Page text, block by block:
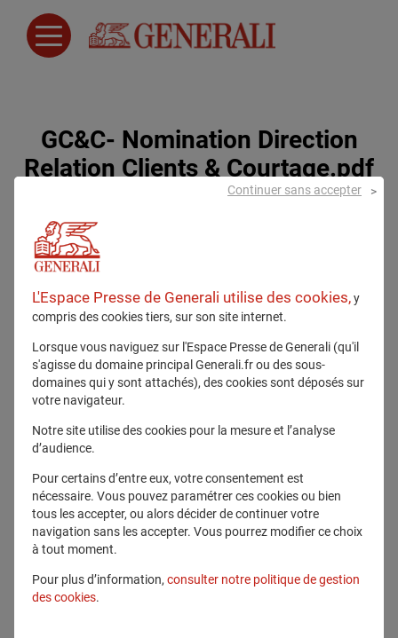
GC&C- Nomination Direction
Relation Clients & Courtage.pdf
Tous droits réservés
Télécharger ce fichier
Voir en plein écran
L'Espace Presse de Generali utilise des cookies,y
compris des cookies tiers, sur son site internet.
Lorsque vous naviguez sur l'Espace Presse de Generali (qu'il
s'agisse du domaine principal Generali.fr ou des sous-
domaines qui y sont attachés), des cookies sont déposés sur
votre navigateur.
Notre site utilise des cookies pour la mesure et l’analyse
d’audience.
Pour certains d’entre eux, votre consentement est
nécessaire. Vous pouvez paramétrer ces cookies ou bien
tous les accepter, ou alors décider de continuer votre
navigation sans les accepter. Vous pourrez modifier ce choix
à tout moment.
Pour plus d’information, consulter notre politique de gestion
des cookies.
Continuer sans accepter